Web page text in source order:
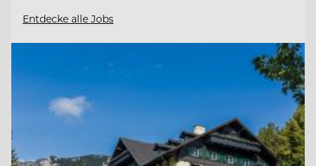
Entdecke alle Jobs